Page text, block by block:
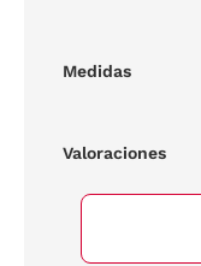
Medidas
Valoraciones